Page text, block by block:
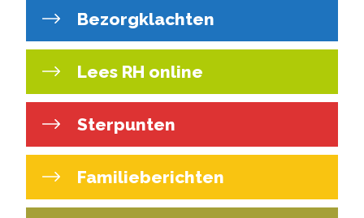
Bezorgklachten
Lees RH online
Sterpunten
Familieberichten